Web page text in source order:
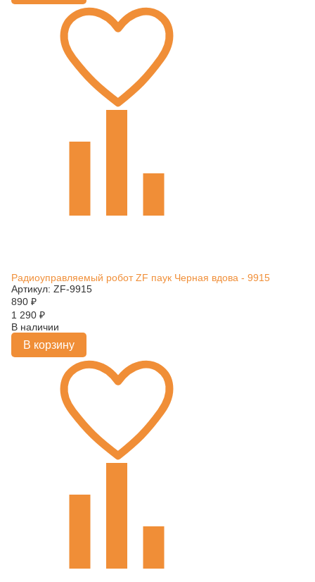
Радиоуправляемый робот ZF паук Черная вдова - 9915
Артикул: ZF-9915
890 ₽
1 290 ₽
В наличии
В корзину